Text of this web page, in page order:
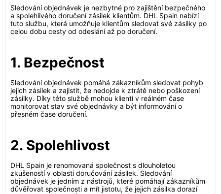
Sledování objednávek je nezbytné pro zajištění bezpečného
a spolehlivého doručení zásilek klientům. DHL Spain nabízí
tuto službu, která umožňuje klientům sledovat své zásilky po
celou dobu cesty od odeslání až po doručení.
1. Bezpečnost
Sledování objednávek pomáhá zákazníkům sledovat pohyb
jejich zásilek a zajistit, že nedojde k ztrátě nebo poškození
zásilky. Díky této službě mohou klienti v reálném čase
monitorovat stav své objednávky a být informování o
přesném čase doručení.
2. Spolehlivost
DHL Spain je renomovaná společnost s dlouholetou
zkušeností v oblasti doručování zásilek. Sledování
objednávek je jedním z nástrojů, které pomáhají zákazníkům
důvěřovat společnosti a mít jistotu, že jejich zásilka dorazí